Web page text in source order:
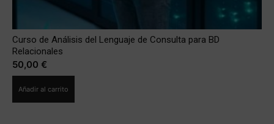
Curso de Análisis del Lenguaje de Consulta para BD
Relacionales
50,00 €
Añadir al carrito